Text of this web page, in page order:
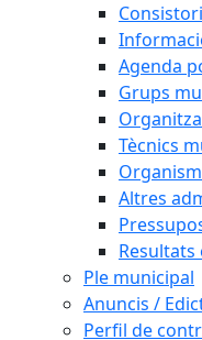
Consistori
Agenda
Grups
Tècnics
Altres
Resultats
Ple municipal
Anuncis /
Perfil de